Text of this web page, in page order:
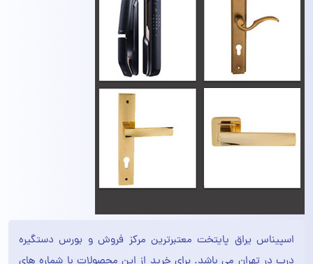
اسپیناس یراق پایتخت معتبرترین مرکز فروش و بورس دستگیره